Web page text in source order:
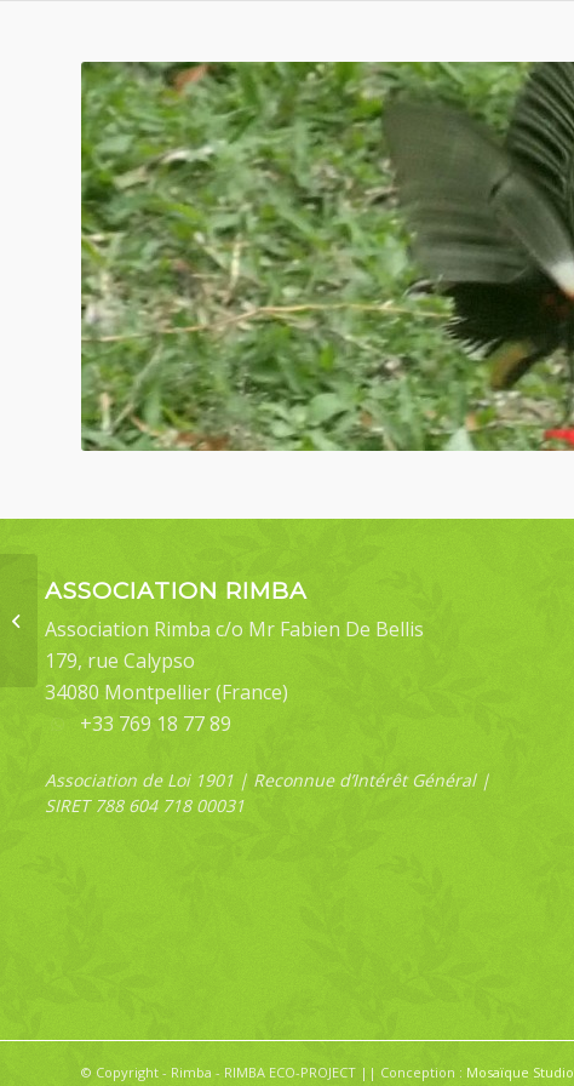
ASSOCIATION RIMBA
Association Rimba c/o Mr Fabien De Bellis
179, rue Calypso
34080 Montpellier (France)
+33 769 18 77 89
Association de Loi 1901 | Reconnue d’Intérêt Général |
SIRET 788 604 718 00031
© Copyright - Rimba - RIMBA ECO-PROJECT || Conception : Mosaïque Studio
anceus (male)